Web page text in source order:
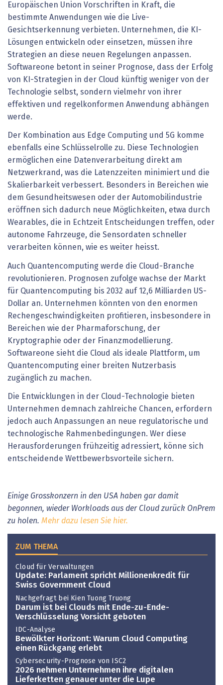
Europäischen Union Vorschriften in Kraft, die
bestimmte Anwendungen wie die Live-
Gesichtserkennung verbieten. Unternehmen, die KI-
Lösungen entwickeln oder einsetzen, müssen ihre
Strategien an diese neuen Regelungen anpassen.
Softwareone betont in seiner Prognose, dass der Erfolg
von KI-Strategien in der Cloud künftig weniger von der
Technologie selbst, sondern vielmehr von ihrer
effektiven und regelkonformen Anwendung abhängen
werde.
Der Kombination aus Edge Computing und 5G komme
ebenfalls eine Schlüsselrolle zu. Diese Technologien
ermöglichen eine Datenverarbeitung direkt am
Netzwerkrand, was die Latenzzeiten minimiert und die
Skalierbarkeit verbessert. Besonders in Bereichen wie
dem Gesundheitswesen oder der Automobilindustrie
eröffnen sich dadurch neue Möglichkeiten, etwa durch
Wearables, die in Echtzeit Entscheidungen treffen, oder
autonome Fahrzeuge, die Sensordaten schneller
verarbeiten können, wie es weiter heisst.
Auch Quantencomputing werde die Cloud-Branche
revolutionieren. Prognosen zufolge wachse der Markt
für Quantencomputing bis 2032 auf 12,6 Milliarden US-
Dollar an. Unternehmen könnten von den enormen
Rechengeschwindigkeiten profitieren, insbesondere in
Bereichen wie der Pharmaforschung, der
Kryptographie oder der Finanzmodellierung.
Softwareone sieht die Cloud als ideale Plattform, um
Quantencomputing einer breiten Nutzerbasis
zugänglich zu machen.
Die Entwicklungen in der Cloud-Technologie bieten
Unternehmen demnach zahlreiche Chancen, erfordern
jedoch auch Anpassungen an neue regulatorische und
technologische Rahmenbedingungen. Wer diese
Herausforderungen frühzeitig adressiert, könne sich
entscheidende Wettbewerbsvorteile sichern.
Einige Grosskonzern in den USA haben gar damit
begonnen, wieder Workloads aus der Cloud zurück OnPrem
zu holen. Mehr dazu lesen Sie hier.
ZUM THEMA
Cloud für Verwaltungen
Update: Parlament spricht Millionenkredit für
Swiss Government Cloud
Nachgefragt bei Kien Tuong Truong
Darum ist bei Clouds mit Ende-zu-Ende-
Verschlüsselung Vorsicht geboten
IDC-Analyse
Bewölkter Horizont: Warum Cloud Computing
einen Rückgang erlebt
Cybersecurity-Prognose von ISC2
2026 nehmen Unternehmen ihre digitalen
Lieferketten genauer unter die Lupe